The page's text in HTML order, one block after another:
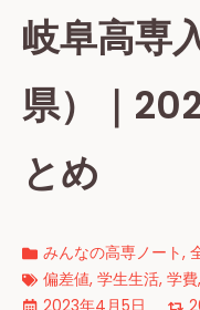
岐阜高専
県）｜
とめ
みんなの高専ノート,
偏差値, 学生生活, 学費,